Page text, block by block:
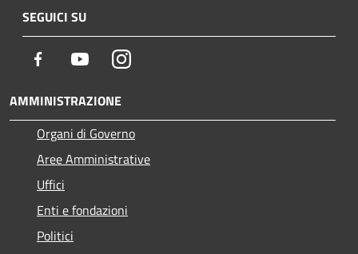
SEGUICI SU
Facebook YoutubeInstagram
AMMINISTRAZIONE
Organi di Governo
Aree Amministrative
Uffici
Enti e fondazioni
Politici